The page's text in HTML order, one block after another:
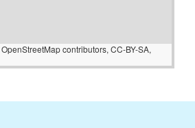
OpenStreetMapcontributors,CC-BY-SA,